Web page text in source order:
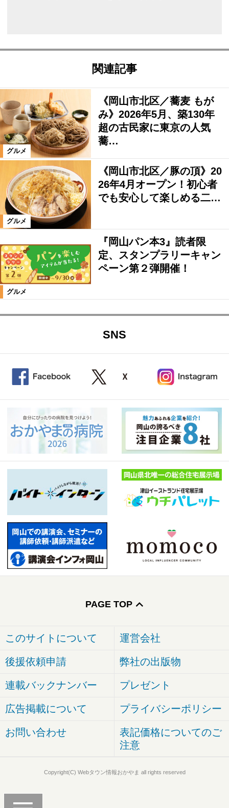
関連記事
グルメ
《岡山市北区／蕎麦 もが
み》2026年5月、築130年
超の古民家に東京の人気
蕎…
グルメ
《岡山市北区／豚の頂》20
26年4月オープン！初心者
でも安心して楽しめる二…
グルメ
『岡山パン本3』読者限
定、スタンプラリーキャン
ペーン第２弾開催！
SNS
PAGE TOP
このサイトについて 運営会社
後援依頼申請 弊社の出版物
連載バックナンバー プレゼント
広告掲載について プライバシーポリシー
お問い合わせ
表記価格についてのご
注意
Copyright(C) Webタウン情報おかやま all rights reserved